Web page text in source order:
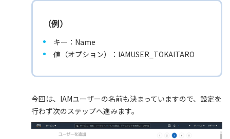
（例）
キー：Name
値（オプション）：IAMUSER_TOKAITARO
今回は、IAMユーザーの名前も決まっていますので、設定を
行わず次のステップへ進みます。